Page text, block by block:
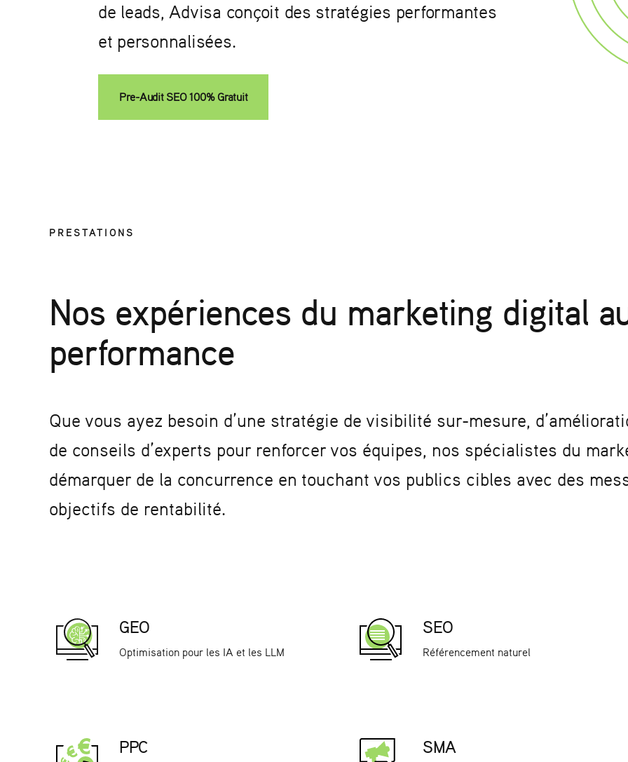
de leads, Advisa conçoit des stratégies performantes
et personnalisées.
Pre-Audit SEO 100% Gratuit
PRESTATIONS
Nos expériences du marketing digital
performance
Que vous ayez besoin d’une stratégie de visibilité sur-mesure,
de conseils d’experts pour renforcer vos équipes, nos spécialistes du
démarquer de la concurrence en touchant vos publics cibles avec des
objectifs de rentabilité.
GEO
Optimisation pour les IA et les LLM
SEO
Référencement naturel
PPC SMA